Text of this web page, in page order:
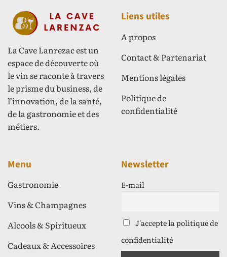
La Cave Lanrezac est un
espace de découverte où
le vin se raconte à travers
le prisme du business, de
l’innovation, de la santé,
de la gastronomie et des
métiers.
Liens utiles
A propos
Contact & Partenariat
Mentions légales
Politique de
confidentialité
Menu
Gastronomie
Vins & Champagnes
Alcools & Spiritueux
Cadeaux & Accessoires
Newsletter
E-mail
J'accepte la politique de
confidentialité